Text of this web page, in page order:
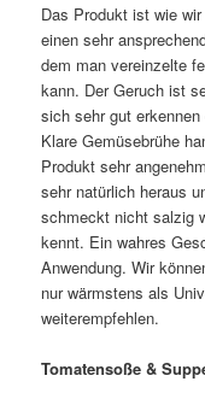
Das Produkt ist wie
einen sehr
dem man vereinzelte
kann. Der Geruch ist
sich sehr gut
Klare Gemüsebrühe
Produkt sehr
sehr natürlich heraus
schmeckt nicht salzig
kennt. Ein wahres
Anwendung. Wir
nur wärmstens als
weiterempfehlen.
Tomatensoße &